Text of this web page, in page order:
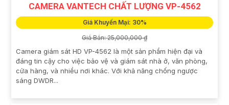
CAMERA VANTECH CHẤT LƯỢNG VP-4562
Giá Khuyến Mại: 30%
Giá Bán: 25,000,000 ₫
Camera giám sát HD VP-4562 là một sản phẩm hiện đại và
đáng tin cậy cho việc bảo vệ và giám sát nhà ở, văn phòng,
cửa hàng, và nhiều nơi khác. Với khả năng chống ngược
sáng DWDR...